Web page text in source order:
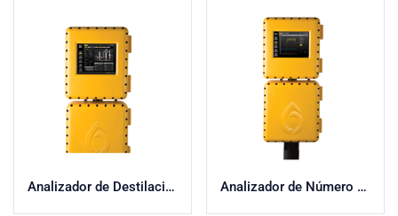
Analizador de Destilación Analizador de Número de Cetano